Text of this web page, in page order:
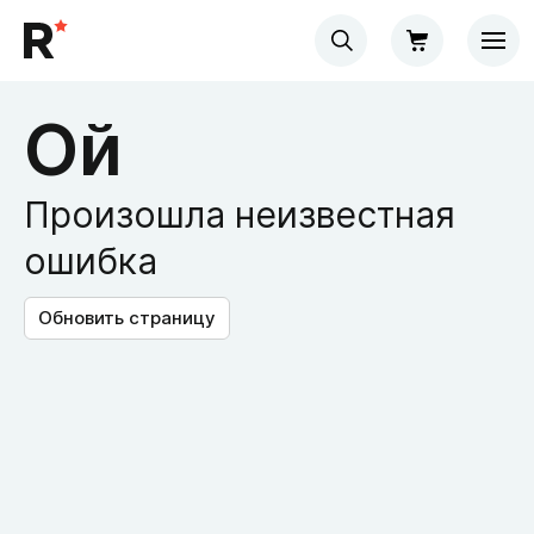
Ой
Произошла неизвестная
ошибка
Обновить страницу